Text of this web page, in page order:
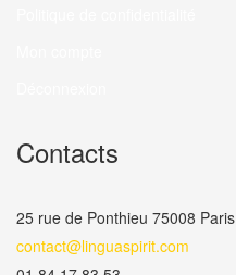
Contacts
25 rue de Ponthieu 75008 Paris
contact@linguaspirit.com